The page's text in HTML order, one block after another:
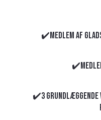
​​✔️Medlem af
✔️3